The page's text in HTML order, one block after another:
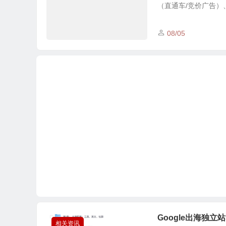
（直通车/竞价广告）
08/05
相关资讯
Google出海独立